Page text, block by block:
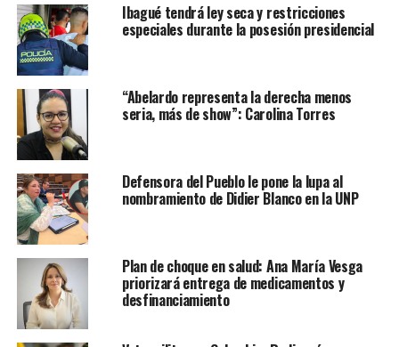
Ibagué tendrá ley seca y restricciones
especiales durante la posesión presidencial
“Abelardo representa la derecha menos
seria, más de show”: Carolina Torres
Defensora del Pueblo le pone la lupa al
nombramiento de Didier Blanco en la UNP
Plan de choque en salud: Ana María Vesga
priorizará entrega de medicamentos y
desfinanciamiento